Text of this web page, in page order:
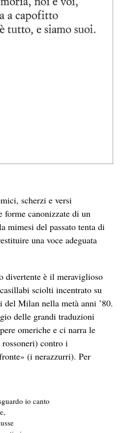
scherzi e versi
forme canonizzate di un
mimesi del passato tenta di
una voce adeguata
divertente è il meraviglioso
sciolti incentrato su
del Milan nella metà anni ’80.
delle grandi traduzioni
omeriche e ci narra le
contro i
(i nerazzurri). Per
io canto